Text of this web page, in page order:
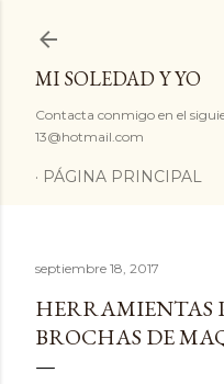
MI SOLEDAD Y YO
Contacta conmigo en el
13@hotmail.com
PÁGINA PRINCIPAL
septiembre 18, 2017
HERRAMIENTAS
BROCHAS DE